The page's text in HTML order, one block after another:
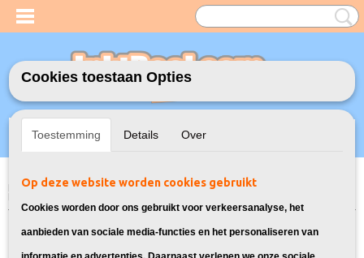
Inloggen Registreren
UW WINKELWAGEN
Home>Toners>Geschikt voor Samsung >Huismerk Samsung CLT-
Cookies toestaan Opties
Toestemming Details Over
Op deze website worden cookies gebruikt
Cookies worden door ons gebruikt voor verkeersanalyse, het
aanbieden van sociale media-functies en het personaliseren van